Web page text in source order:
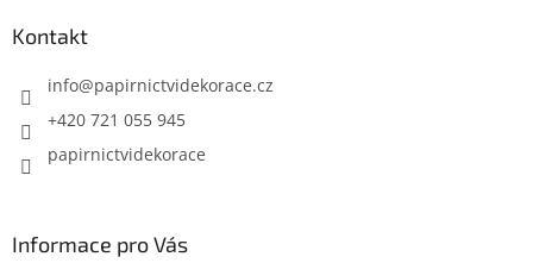
Kontakt
info@papirnictvidekorace.cz
+420 721 055 945
papirnictvidekorace
Informace pro Vás